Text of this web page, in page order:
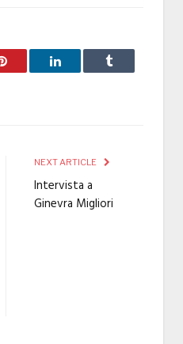
Pinterest LinkedIn Tumblr
NEXT ARTICLE
Intervista a
Ginevra Migliori